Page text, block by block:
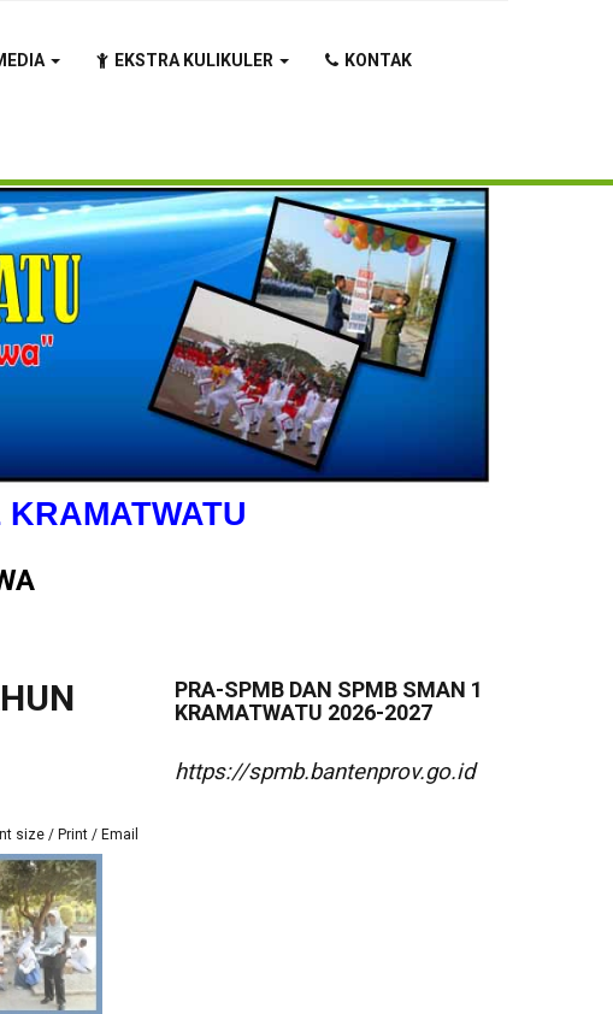
EKSTRA KULIKULER KONTAK
Print Email
PRA-SPMB DAN SPMB SMAN 1
KRAMATWATU 2026-2027
https://spmb.bantenprov.go.id